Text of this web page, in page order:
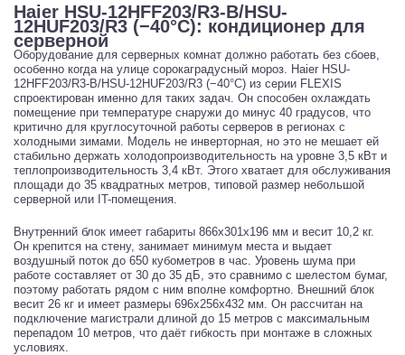
Haier HSU-12HFF203/R3-B/HSU-
12HUF203/R3 (−40°С): кондиционер для
серверной
Оборудование для серверных комнат должно работать без сбоев,
особенно когда на улице сорокаградусный мороз. Haier HSU-
12HFF203/R3-B/HSU-12HUF203/R3 (−40°С) из серии FLEXIS
спроектирован именно для таких задач. Он способен охлаждать
помещение при температуре снаружи до минус 40 градусов, что
критично для круглосуточной работы серверов в регионах с
холодными зимами. Модель не инверторная, но это не мешает ей
стабильно держать холодопроизводительность на уровне 3,5 кВт и
теплопроизводительность 3,4 кВт. Этого хватает для обслуживания
площади до 35 квадратных метров, типовой размер небольшой
серверной или IT-помещения.
Внутренний блок имеет габариты 866x301x196 мм и весит 10,2 кг.
Он крепится на стену, занимает минимум места и выдает
воздушный поток до 650 кубометров в час. Уровень шума при
работе составляет от 30 до 35 дБ, это сравнимо с шелестом бумаг,
поэтому работать рядом с ним вполне комфортно. Внешний блок
весит 26 кг и имеет размеры 696x256x432 мм. Он рассчитан на
подключение магистрали длиной до 15 метров с максимальным
перепадом 10 метров, что даёт гибкость при монтаже в сложных
условиях.